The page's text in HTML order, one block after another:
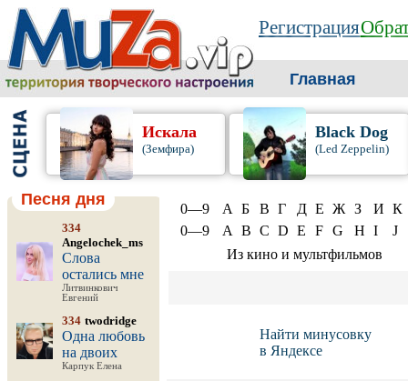
Регистрация
Главная
Искала
(Земфира)
Black Dog
(Led Zeppelin)
Песня дня
334
Angelochek_ms
Слова
остались мне
Литвинкович
Евгений
334 twodridge
Одна любовь
на двоих
Карпук Елена
0—9 А Б В Г Д Е Ж З И К
0—9
A B C D E F G H I
J
Из кино и мультфильмов
Найти минусовку
в Яндексе